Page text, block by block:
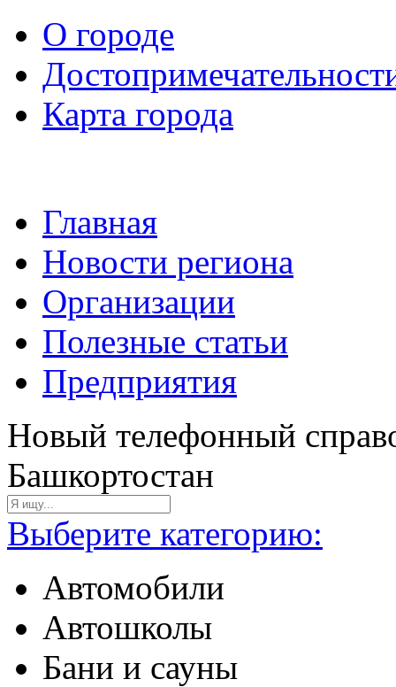
О городе
Карта города
Главная
Новости региона
Организации
Полезные статьи
Предприятия
Новый телефонный
Башкортостан
Выберите категорию:
Автомобили
Автошколы
Бани и сауны